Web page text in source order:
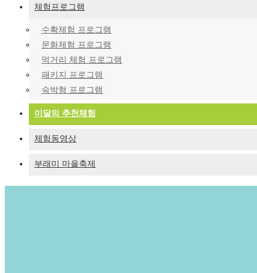
체험프로그램
수확체험 프로그램
문화체험 프로그램
먹거리 체험 프로그램
패키지 프로그램
숙박형 프로그램
이달의 추천체험
체험동영상
부래미 마을축제